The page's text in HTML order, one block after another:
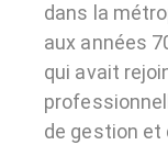
dans la
aux années
qui avait
de gestion et